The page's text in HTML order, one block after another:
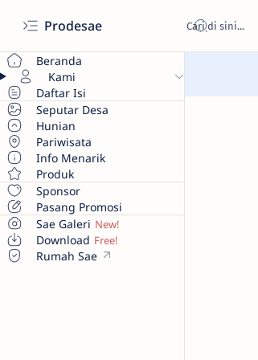
Prodesae
Beranda
Kami
Daftar Isi
Seputar Desa
Hunian
Pariwisata
Info Menarik
Produk
Sponsor
Pasang Promosi
Sae Galeri
Download
Rumah Sae